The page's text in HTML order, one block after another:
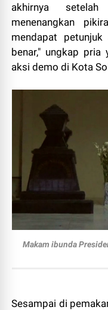
akhirnya
menenangkan
mendapat
benar," ungkap pria
aksi demo di Kota
Makam ibunda
Sesampai di